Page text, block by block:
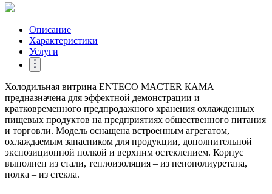
Описание
Характеристики
Услуги
Холодильная витрина ENTECO MACTER КАМА
предназначена для эффектной демонстрации и
кратковременного предпродажного хранения охлажденных
пищевых продуктов на предприятиях общественного питания
и торговли. Модель оснащена встроенным агрегатом,
охлаждаемым запасником для продукции, дополнительной
экспозиционной полкой и верхним остеклением. Корпус
выполнен из стали, теплоизоляция – из пенополиуретана,
полка – из стекла.